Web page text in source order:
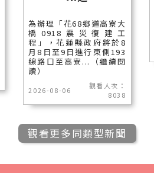
為辦理「花68鄉道高寮大
橋0918震災復建工
程」，花蓮縣政府將於8
月8日至9日進行東側193
線路口至高寮...（繼續閱
讀）
2026-08-06
觀看人次：
8038
觀看更多同類型新聞